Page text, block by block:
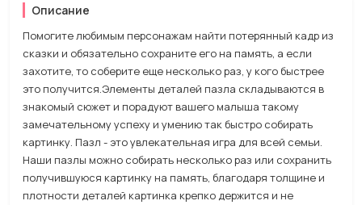
Описание
Помогите любимым персонажам найти потерянный кадр из
сказки и обязательно сохраните его на память, а если
захотите, то соберите еще несколько раз, у кого быстрее
это получится.Элементы деталей пазла складываются в
знакомый сюжет и порадуют вашего малыша такому
замечательному успеху и умению так быстро собирать
картинку. Пазл - это увлекательная игра для всей семьи.
Наши пазлы можно собирать несколько раз или сохранить
получившуюся картинку на память, благодаря толщине и
плотности деталей картинка крепко держится и не